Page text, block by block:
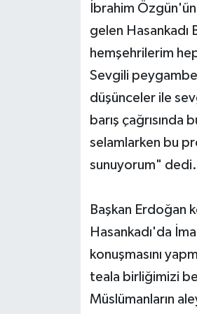
İbrahim
gelen Hasankadı
hemşehrilerim
Sevgili
düşünceler ile
barış çağrısında
selamlarken bu
sunuyorum" dedi.
Başkan Erdoğan
Hasankadı'da
konuşmasını
teala birliğimizi
Müslümanların